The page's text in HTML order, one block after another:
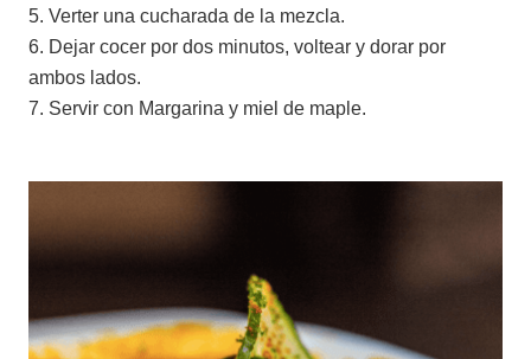
5. Verter una cucharada de la mezcla.
6. Dejar cocer por dos minutos, voltear y dorar por
ambos lados.
7. Servir con Margarina y miel de maple.